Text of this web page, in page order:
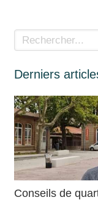
Rechercher
Derniers
Conseils de